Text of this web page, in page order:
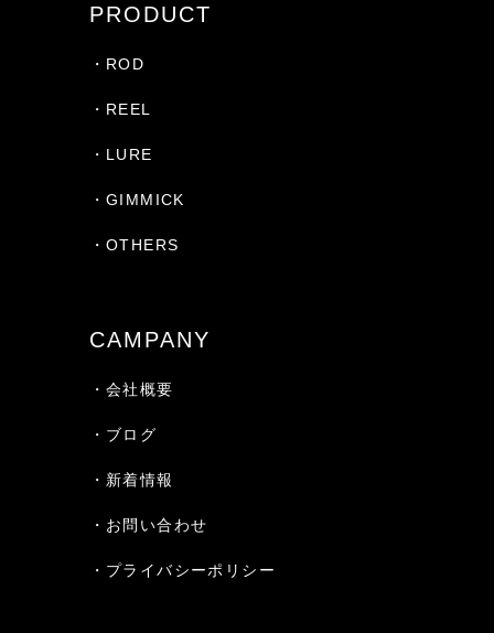
PRODUCT
・ROD
・REEL
・LURE
・GIMMICK
・OTHERS
CAMPANY
・会社概要
・ブログ
・新着情報
・お問い合わせ
・プライバシーポリシー